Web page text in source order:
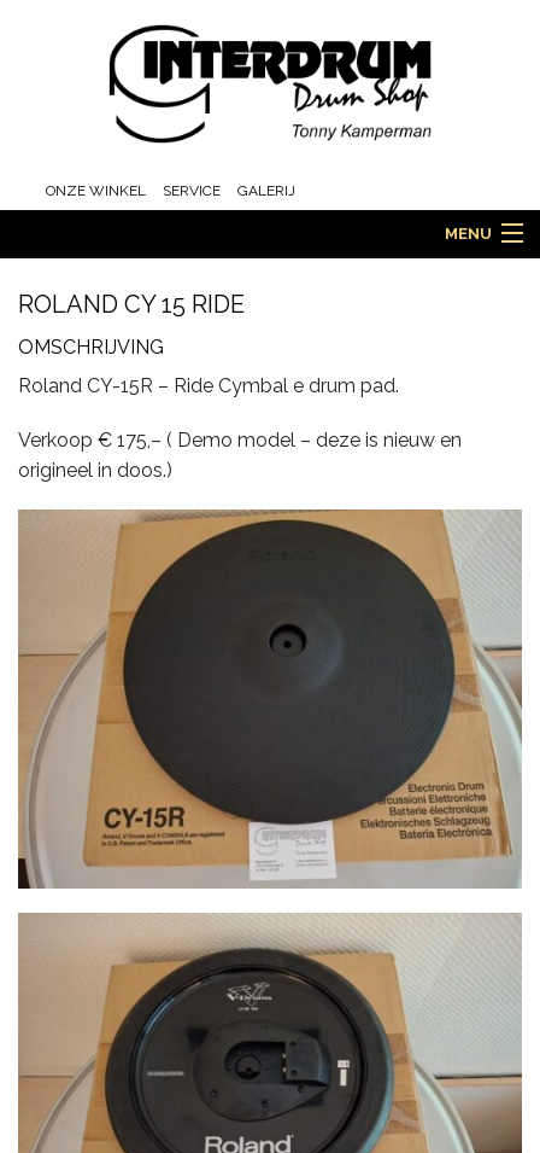
ONZE WINKEL SERVICE GALERIJ
MENU
HOME
DRUMS
ORCHESTRA EN MARCHING
PERCUSSIE
ACCESSOIRES
ONLINE SALE
DRUMSCHOOL
CONTACT
ROLAND CY 15 RIDE
OMSCHRIJVING
Roland CY-15R – Ride Cymbal e drum pad.
Verkoop € 175,– ( Demo model – deze is nieuw en
origineel in doos.)